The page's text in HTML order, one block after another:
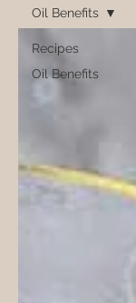
Recipes
Oil Benefits
Oil Benefits